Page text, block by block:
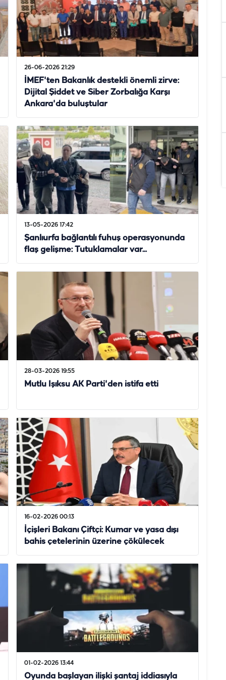
26-06-2026 21:29
İMEF'ten Bakanlık destekli önemli zirve:
Dijital Şiddet ve Siber Zorbalığa Karşı
Ankara'da buluştular
13-05-2026 17:42
Şanlıurfa bağlantılı fuhuş operasyonunda
flaş gelişme: Tutuklamalar var...
28-03-2026 19:55
Mutlu Işıksu AK Parti'den istifa etti
16-02-2026 00:13
İçişleri Bakanı Çiftçi: Kumar ve yasa dışı
bahis çetelerinin üzerine çökülecek
01-02-2026 13:44
Oyunda başlayan ilişki şantaj iddiasıyla